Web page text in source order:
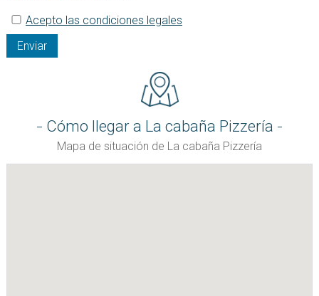
Acepto las condiciones legales
Enviar
Cómo llegar a La cabaña Pizzería
Mapa de situación de La cabaña Pizzería